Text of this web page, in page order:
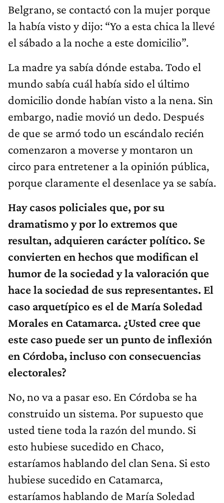
Belgrano, se contactó con la mujer porque
la había visto y dijo: “Yo a esta chica la llevé
el sábado a la noche a este domicilio”.
La madre ya sabía dónde estaba. Todo el
mundo sabía cuál había sido el último
domicilio donde habían visto a la nena. Sin
embargo, nadie movió un dedo. Después
de que se armó todo un escándalo recién
comenzaron a moverse y montaron un
circo para entretener a la opinión pública,
porque claramente el desenlace ya se sabía.
Hay casos policiales que, por su
dramatismo y por lo extremos que
resultan, adquieren carácter político. Se
convierten en hechos que modifican el
humor de la sociedad y la valoración que
hace la sociedad de sus representantes. El
caso arquetípico es el de María Soledad
Morales en Catamarca. ¿Usted cree que
este caso puede ser un punto de inflexión
en Córdoba, incluso con consecuencias
electorales?
No, no va a pasar eso. En Córdoba se ha
construido un sistema. Por supuesto que
usted tiene toda la razón del mundo. Si
esto hubiese sucedido en Chaco,
estaríamos hablando del clan Sena. Si esto
hubiese sucedido en Catamarca,
estaríamos hablando de María Soledad